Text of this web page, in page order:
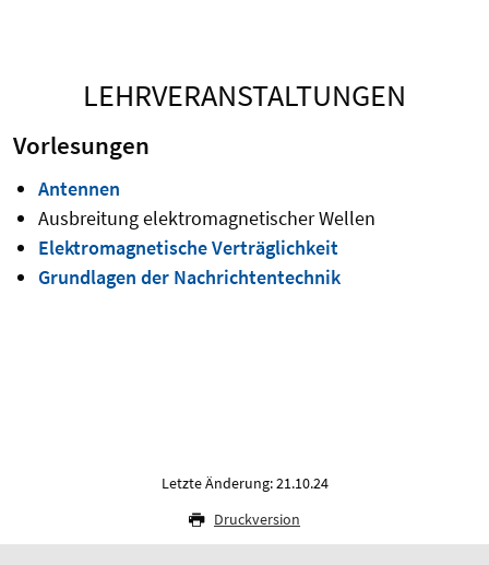
LEHRVERANSTALTUNGEN
Vorlesungen
Antennen
Ausbreitung elektromagnetischer Wellen
Elektromagnetische Verträglichkeit
Grundlagen der Nachrichtentechnik
Letzte Änderung: 21.10.24
Druckversion